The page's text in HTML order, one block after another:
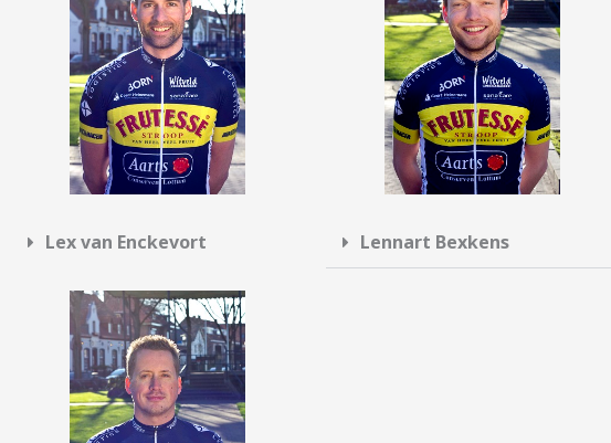
Lex van Enckevort Lennart Bexkens